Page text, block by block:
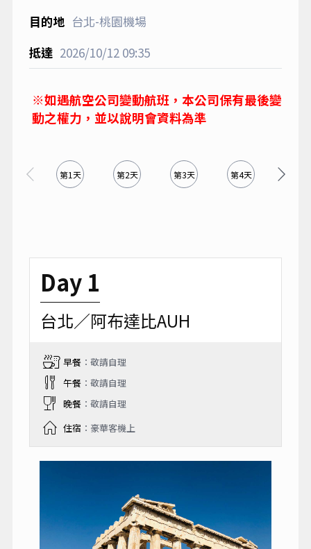
台北-桃園機場
2026/10/1209:35
※如遇航空公司變動航班，本公司保有最後變
動之權力，並以說明會資料為準
第1天 第2天 第3天 第4天
Day 1
台北／阿布達比AUH
早餐：敬請自理
午餐：敬請自理
晚餐：敬請自理
住宿 ：豪華客機上